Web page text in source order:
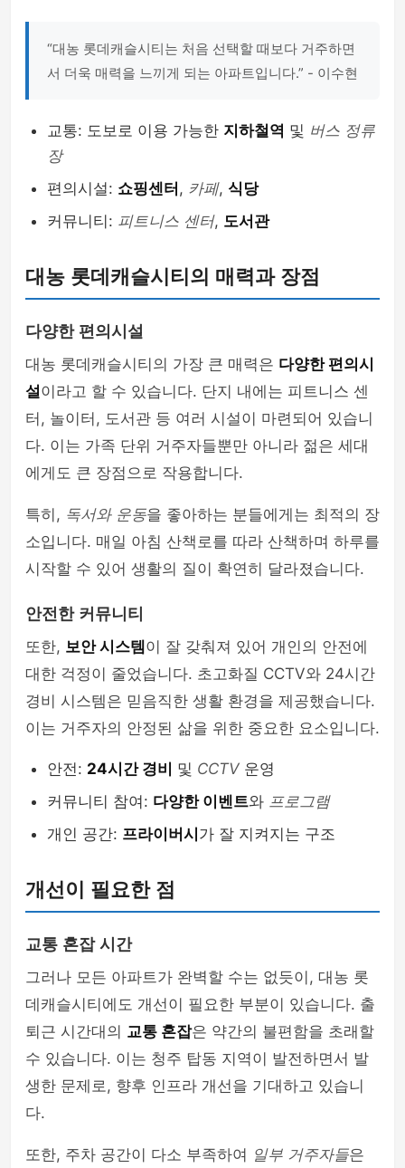
“대농 롯데캐슬시티는 처음 선택할 때보다 거주하면
서 더욱 매력을 느끼게 되는 아파트입니다.” - 이수현
교통: 도보로 이용 가능한 지하철역 및 버스 정류
장
편의시설: 쇼핑센터 , 카페, 식당
커뮤니티: 피트니스 센터, 도서관
대농 롯데캐슬시티의 매력과 장점
다양한 편의시설
대농 롯데캐슬시티의 가장 큰 매력은 다양한 편의시
설이라고 할 수 있습니다. 단지 내에는 피트니스 센
터, 놀이터, 도서관 등 여러 시설이 마련되어 있습니
다. 이는 가족 단위 거주자들뿐만 아니라 젊은 세대
에게도 큰 장점으로 작용합니다.
특히, 독서와 운동을 좋아하는 분들에게는 최적의 장
소입니다. 매일 아침 산책로를 따라 산책하며 하루를
시작할 수 있어 생활의 질이 확연히 달라졌습니다.
안전한 커뮤니티
또한, 보안 시스템 이 잘 갖춰져 있어 개인의 안전에
대한 걱정이 줄었습니다. 초고화질 CCTV와 24시간
경비 시스템은 믿음직한 생활 환경을 제공했습니다.
이는 거주자의 안정된 삶을 위한 중요한 요소입니다.
안전: 24시간 경비 및 CCTV 운영
커뮤니티 참여: 다양한 이벤트와 프로그램
개인 공간: 프라이버시 가 잘 지켜지는 구조
개선이 필요한 점
교통 혼잡 시간
그러나 모든 아파트가 완벽할 수는 없듯이, 대농 롯
데캐슬시티에도 개선이 필요한 부분이 있습니다. 출
퇴근 시간대의 교통 혼잡은 약간의 불편함을 초래할
수 있습니다. 이는 청주 탑동 지역이 발전하면서 발
생한 문제로, 향후 인프라 개선을 기대하고 있습니
다.
또한, 주차 공간이 다소 부족하여 일부 거주자들은